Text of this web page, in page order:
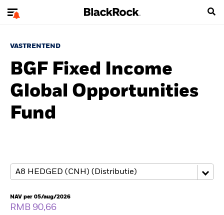
VASTRENTEND
BGF Fixed Income
Global Opportunities
Fund
NAV per 05/aug/2026
RMB 90,66